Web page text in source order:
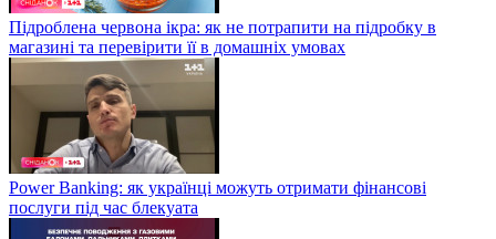
Підроблена червона ікра: як не потрапити на підробку в
магазині та перевірити її в домашніх умовах
Power Banking: як українці можуть отримати фінансові
послуги під час блекуата